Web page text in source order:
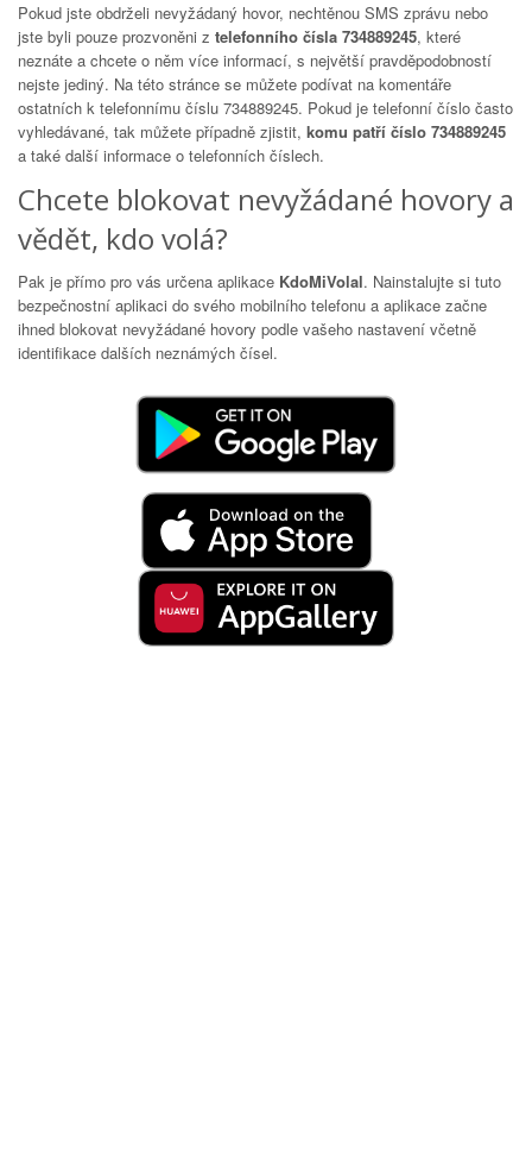
Pokud jste obdrželi nevyžádaný hovor, nechtěnou SMS zprávu nebo
jste byli pouze prozvoněni z telefonního čísla 734889245, které
neznáte a chcete o něm více informací, s největší pravděpodobností
nejste jediný. Na této stránce se můžete podívat na komentáře
ostatních k telefonnímu číslu 734889245. Pokud je telefonní číslo často
vyhledávané, tak můžete případně zjistit, komu patří číslo 734889245
a také další informace o telefonních číslech.
Chcete blokovat nevyžádané hovory a
vědět, kdo volá?
Pak je přímo pro vás určena aplikace KdoMiVolal. Nainstalujte si tuto
bezpečnostní aplikaci do svého mobilního telefonu a aplikace začne
ihned blokovat nevyžádané hovory podle vašeho nastavení včetně
identifikace dalších neznámých čísel.